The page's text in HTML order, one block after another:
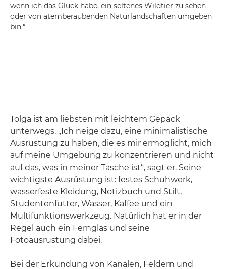
wenn ich das Glück habe, ein seltenes Wildtier zu sehen
oder von atemberaubenden Naturlandschaften umgeben
bin.“
Tolga ist am liebsten mit leichtem Gepäck
unterwegs. „Ich neige dazu, eine minimalistische
Ausrüstung zu haben, die es mir ermöglicht, mich
auf meine Umgebung zu konzentrieren und nicht
auf das, was in meiner Tasche ist“, sagt er. Seine
wichtigste Ausrüstung ist: festes Schuhwerk,
wasserfeste Kleidung, Notizbuch und Stift,
Studentenfutter, Wasser, Kaffee und ein
Multifunktionswerkzeug. Natürlich hat er in der
Regel auch ein Fernglas und seine
Fotoausrüstung dabei.
Bei der Erkundung von Kanälen, Feldern und